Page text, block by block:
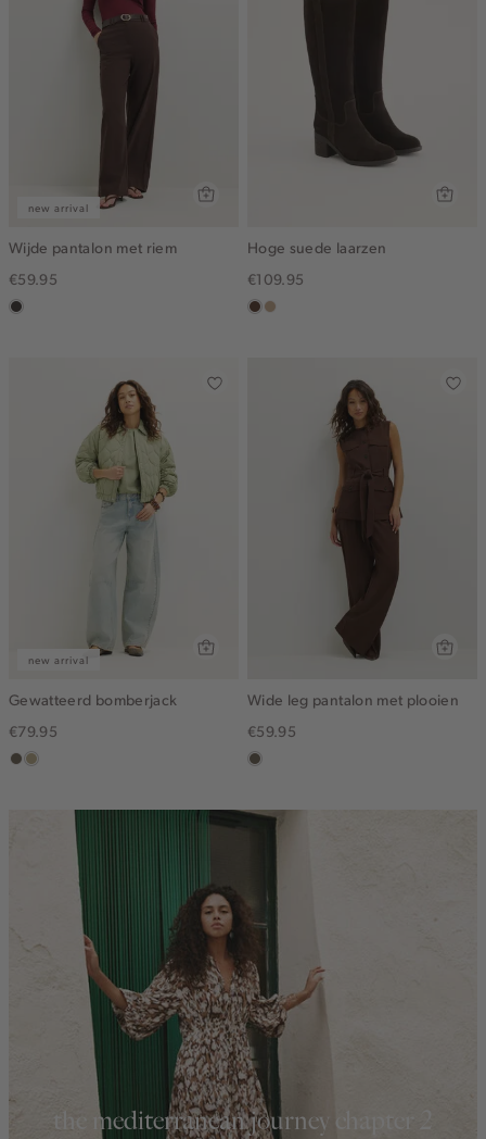
new arrival
Wijde pantalon met riem
€59.95
choco
Hoge suede laarzen
€109.95
donkerbruin
zand
new arrival
Gewatteerd bomberjack
€79.95
middenbruin
lichtkhaki
Wide leg pantalon met plooien
€59.95
middenbruin
the mediterranean journey chapter 2